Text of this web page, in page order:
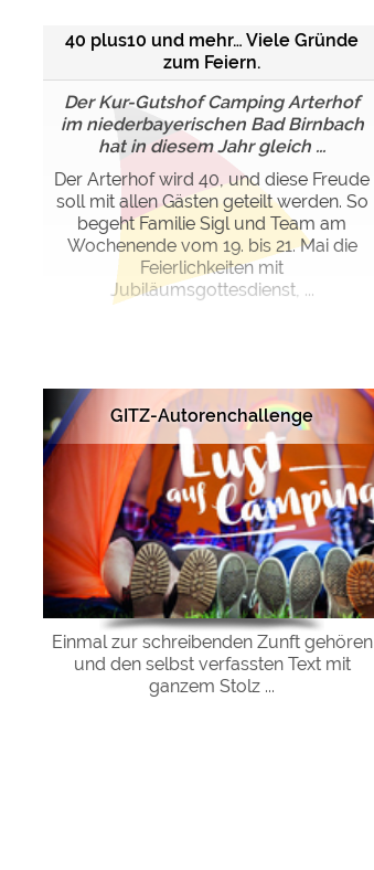
40 plus10 und mehr… Viele Gründe
zum Feiern.
Der Kur-Gutshof Camping Arterhof
im niederbayerischen Bad Birnbach
hat in diesem Jahr gleich ...
Der Arterhof wird 40, und diese Freude
soll mit allen Gästen geteilt werden. So
begeht Familie Sigl und Team am
Wochenende vom 19. bis 21. Mai die
Feierlichkeiten mit
Jubiläumsgottesdienst, ...
GITZ-Autorenchallenge
Einmal zur schreibenden Zunft gehören
und den selbst verfassten Text mit
ganzem Stolz ...